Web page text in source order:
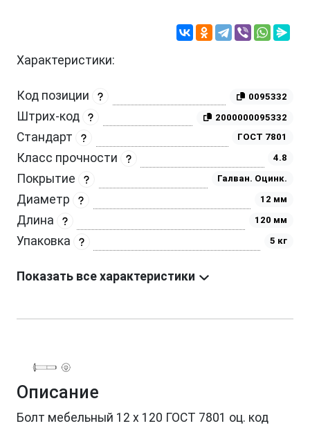
Характеристики:
Код позиции 0095332
Штрих-код 2000000095332
Стандарт ГОСТ 7801
Класс прочности 4.8
Покрытие Галван. Оцинк.
Диаметр 12 мм
Длина 120 мм
Упаковка 5 кг
Показать все характеристики
Описание
Болт мебельный 12 х 120 ГОСТ 7801 оц. код